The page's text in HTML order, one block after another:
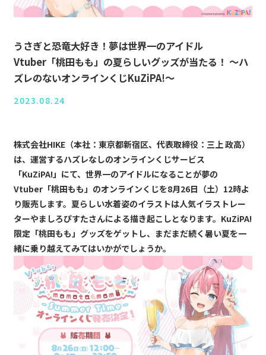
うさぎと恐竜大好き！夢は世界一のアイドル
Vtuber「桃田もも」の夏らしいグッズが当たる！ 〜ハ
ズレのないオンラインくじKuZiPA!〜
2023.08.24
株式会社HIKE（本社：東京都新宿区、代表取締役：三上 政高）
は、運営するハズレなしのオンラインくじサービス
「KuZiPA!」にて、世界一のアイドルになることが夢の
Vtuber「桃田もも」のオンラインくじを8月26日（土）12時よ
り販売します。夏らしい水着姿のイラストは人気イラストレー
ターやましろぴすたさんによる描き起こしとなります。KuZiPA!
限定「桃田もも」グッズをゲットし、まだまだ続く暑い夏を一
緒に乗り越えてみてはいかがでしょうか。